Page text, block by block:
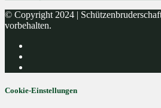
© Copyright 2024 |
vorbehalten.
Cookie-Einstellungen